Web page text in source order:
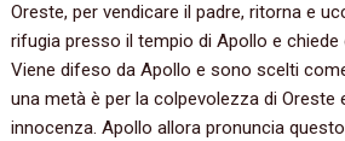
Oreste, per vendicare il padre, ritorna e
rifugia presso il tempio di Apollo e chiede
Viene difeso da Apollo e sono scelti
una metà è per la colpevolezza di Oreste
innocenza. Apollo allora pronuncia